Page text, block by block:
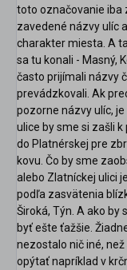
toto označovanie iba
zavedené názvy ulíc
charakter miesta. A
sa tu konali - Masný,
často prijímali názvy
prevádzkovali. Ak
pozorne názvy ulíc,
ulice by sme si zašli
do Platnérskej pre
kovu. Čo by sme
alebo Zlatníckej ulici
podľa zasvätenia
Široká, Týn. A ako by
byť ešte ťažšie.
nezostalo nič iné,
opýtať napríklad v